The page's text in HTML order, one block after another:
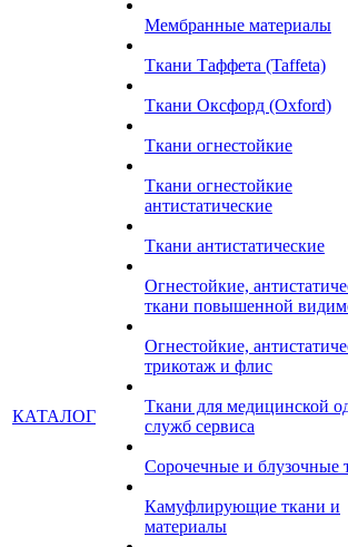
КАТАЛОГ
Мембранные материалы
Ткани Таффета (Taffeta)
Ткани Оксфорд (Oxford)
Ткани огнестойкие
Ткани огнестойкие
антистатические
Ткани антистатические
Огнестойкие,
ткани повышенной
Огнестойкие,
трикотаж и флис
Ткани для медицинской
служб сервиса
Сорочечные и блузочные
Камуфлирующие ткани и
материалы